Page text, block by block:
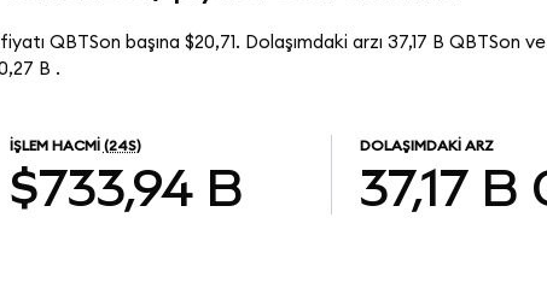
QBTSon başına $20,71. Dolaşımdaki arzı 37,17 B QBTSon
B .
İŞLEM HACMI (24S)
$733,94 B
DOLAŞIMDAKI ARZ
37,17 B